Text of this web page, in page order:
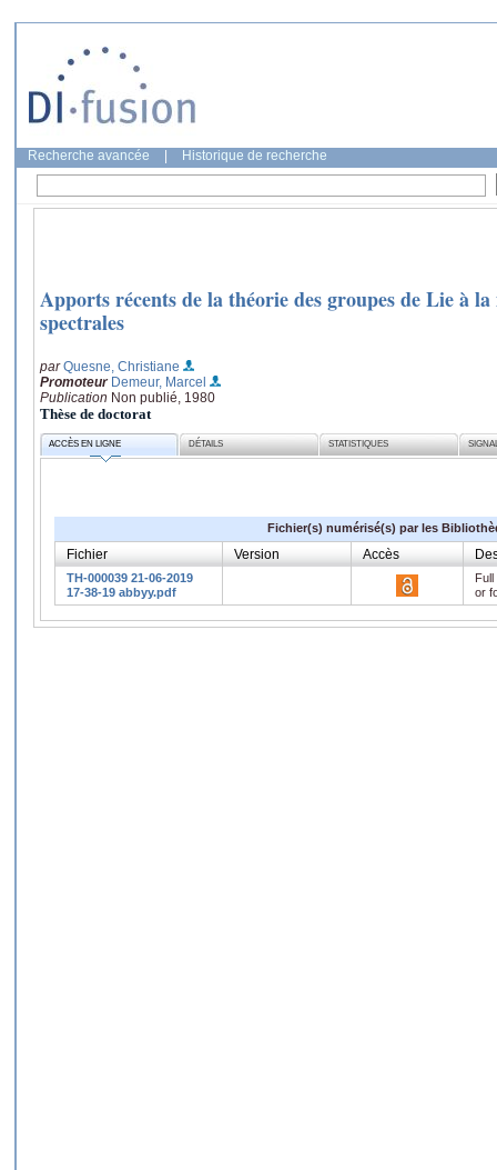
Recherche avancée Historique de recherche
Apports récents de la théorie des groupes de Lie à
spectrales
parQuesne, Christiane
Promoteur Demeur, Marcel
Publication Non publié, 1980
Thèse de doctorat
ACCÈS EN LIGNE DÉTAILS STATISTIQUES
Fichier(s) numérisé(s) par les
Fichier Version Accès
TH-000039 21-06-2019
17-38-19 abbyy.pdf
or